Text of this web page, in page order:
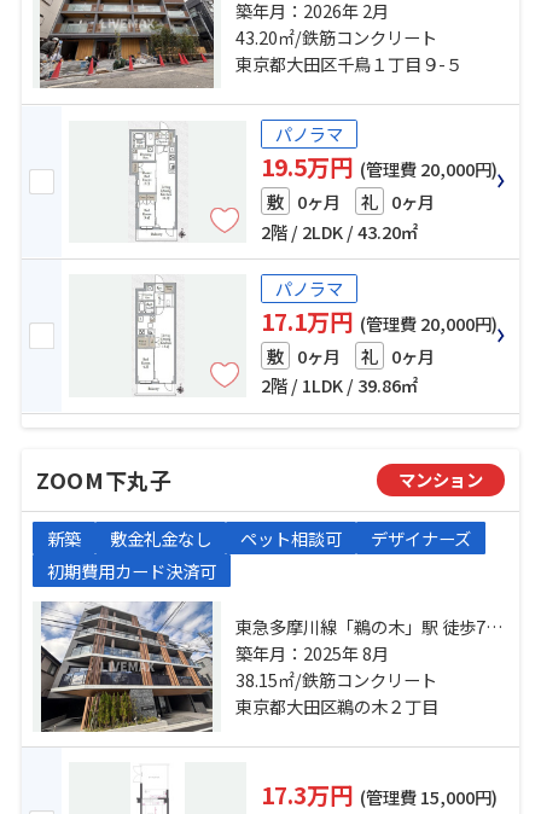
急池上線「池上」駅 徒歩9分 東急多
摩川線「下丸子」駅 徒歩15分
築年月：2026年 2月
43.20㎡/鉄筋コンクリート
東京都大田区千鳥１丁目９-５
パノラマ
19.5万円 (管理費 20,000円)
敷 0ヶ月 礼 0ヶ月
2階 / 2LDK / 43.20㎡
パノラマ
17.1万円 (管理費 20,000円)
敷 0ヶ月 礼 0ヶ月
2階 / 1LDK / 39.86㎡
ZOOM下丸子 マンション
新築 敷金礼金なし ペット相談可
デザイナーズ
初期費用カード決済可
東急多摩川線「鵜の木」駅 徒歩7分
東急多摩川線「下丸子」駅 徒歩10
分 東急池上線「久が原」駅 徒歩17
分
築年月：2025年 8月
38.15㎡/鉄筋コンクリート
東京都大田区鵜の木２丁目
17.3万円 (管理費 15,000円)